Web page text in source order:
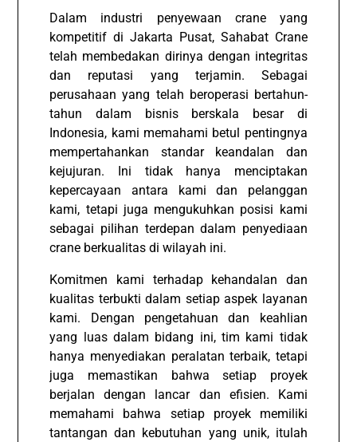
Dalam industri penyewaan crane yang
kompetitif di Jakarta Pusat, Sahabat Crane
telah membedakan dirinya dengan integritas
dan reputasi yang terjamin. Sebagai
perusahaan yang telah beroperasi bertahun-
tahun dalam bisnis berskala besar di
Indonesia, kami memahami betul pentingnya
mempertahankan standar keandalan dan
kejujuran. Ini tidak hanya menciptakan
kepercayaan antara kami dan pelanggan
kami, tetapi juga mengukuhkan posisi kami
sebagai pilihan terdepan dalam penyediaan
crane berkualitas di wilayah ini.
Komitmen kami terhadap kehandalan dan
kualitas terbukti dalam setiap aspek layanan
kami. Dengan pengetahuan dan keahlian
yang luas dalam bidang ini, tim kami tidak
hanya menyediakan peralatan terbaik, tetapi
juga memastikan bahwa setiap proyek
berjalan dengan lancar dan efisien. Kami
memahami bahwa setiap proyek memiliki
tantangan dan kebutuhan yang unik, itulah